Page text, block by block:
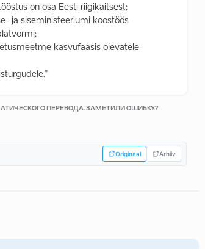
on osa Eesti riigikaitsest;
ja siseministeeriumi koostöös
kasvufaasis olevatele
ПЕРЕВОДА. ЗАМЕТИЛИ ОШИБКУ?
Originaal Arhiiv